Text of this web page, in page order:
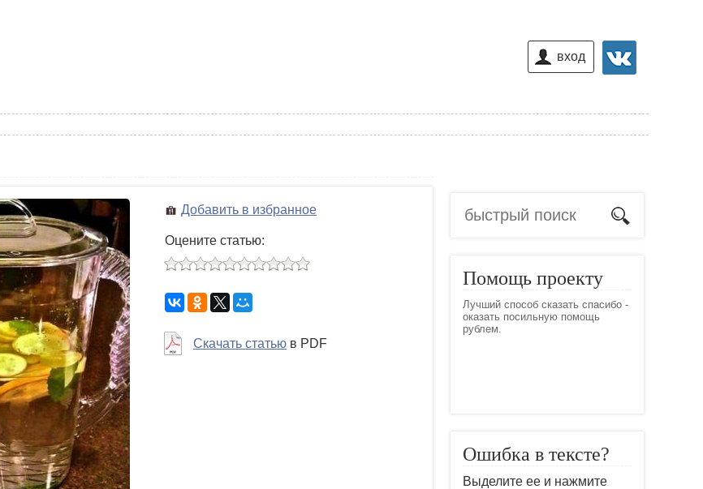
вход
Добавить в избранное
Оцените статью:
Скачать статью в PDF
Помощь проекту
Лучший способ сказать спасибо -
оказать посильную помощь
рублем.
Ошибка в тексте?
Выделите ее и нажмите